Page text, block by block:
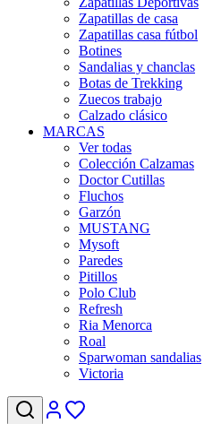
Zapatillas de casa
Zapatillas casa fútbol
Botines
Sandalias y chanclas
Botas de Trekking
Zuecos trabajo
Calzado clásico
MARCAS
Ver todas
Colección Calzamas
Doctor Cutillas
Fluchos
Garzón
MUSTANG
Mysoft
Paredes
Pitillos
Polo Club
Refresh
Ria Menorca
Roal
Sparwoman sandalias
Victoria